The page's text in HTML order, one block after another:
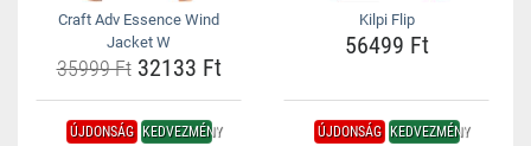
Craft Adv Essence Wind
Jacket W
35999 Ft32133 Ft
Kilpi Flip
56499 Ft
ÚJDONSÁG KEDVEZMÉNY ÚJDONSÁG KEDVEZMÉNY